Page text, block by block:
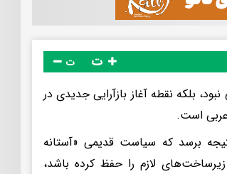
ت
بلکه نقطه آغاز بازآرایی جدیدی در
عربی است.
برسد که سیاست قدیمی «آستانه
لازم را حفظ کرده باشد،